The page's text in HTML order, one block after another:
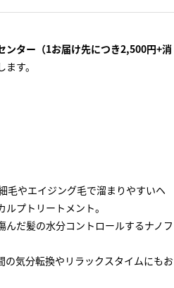
ンター（1お届け先につき2,500円+消
す。
毛やエイジング毛で溜まりやすいヘ
プトリートメント。
だ髪の水分コントロールするナノフ
気分転換やリラックスタイムにもお